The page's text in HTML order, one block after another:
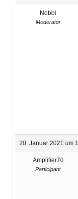
Nobbi
Moderator
20. Januar 2021 um
Amplifier70
Participant